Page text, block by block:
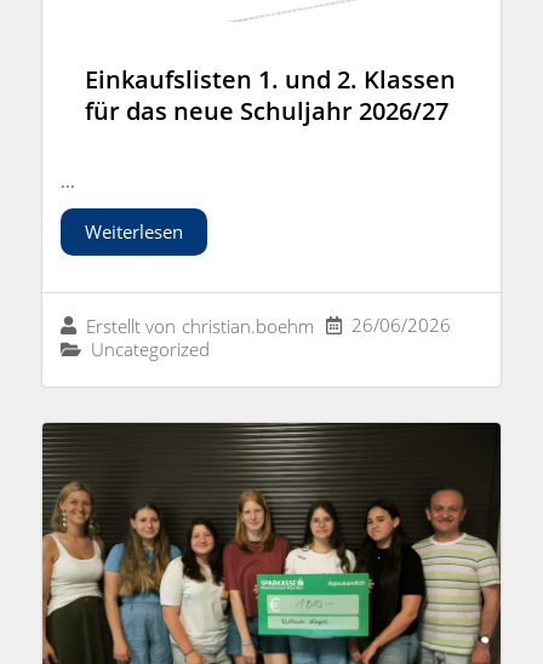
Einkaufslisten 1. und 2. Klassen
für das neue Schuljahr 2026/27
Erstellt von christian.boehm
26/06/2026
Uncategorized
...
Weiterlesen